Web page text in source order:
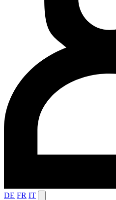
DE FR IT